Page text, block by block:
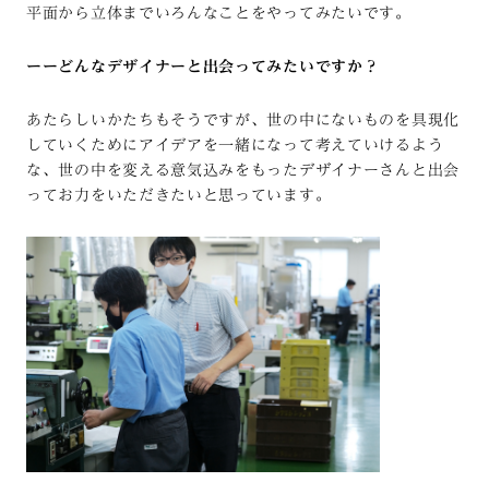
平面から立体までいろんなことをやってみたいです。
ーーどんなデザイナーと出会ってみたいですか？
あたらしいかたちもそうですが、世の中にないものを具現化
していくためにアイデアを一緒になって考えていけるよう
な、世の中を変える意気込みをもったデザイナーさんと出会
ってお力をいただきたいと思っています。